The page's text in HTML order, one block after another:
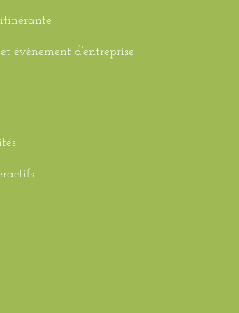
évènement d’entreprise